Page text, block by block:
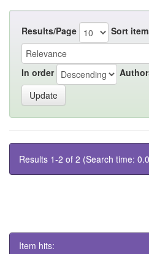
Results/Page Sort
In order
Results 1-2 of 2 (Search time:
Item hits: